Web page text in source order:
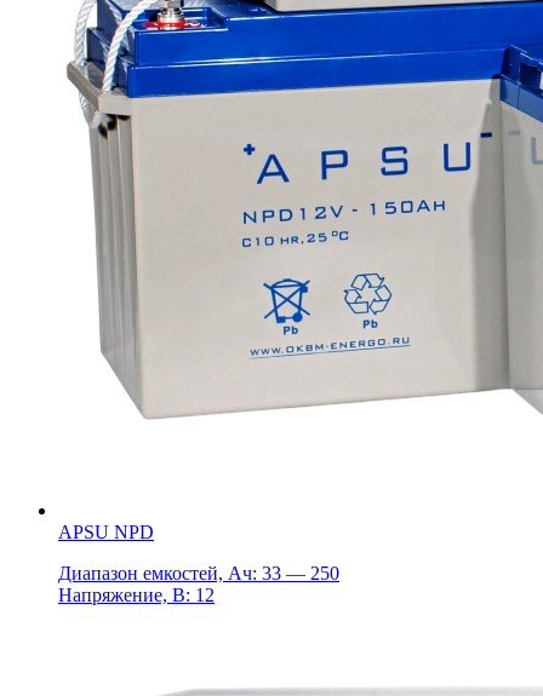
APSU NPD
Диапазон емкостей, Ач: 33 — 250
Напряжение, В: 12